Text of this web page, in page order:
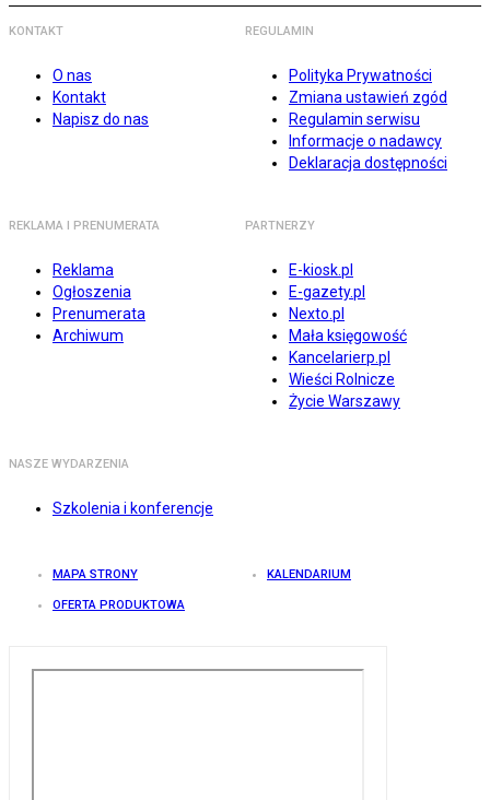
KONTAKT
O nas
Kontakt
Napisz do nas
REGULAMIN
Polityka Prywatności
Zmiana ustawień zgód
Regulamin serwisu
Informacje o nadawcy
Deklaracja dostępności
REKLAMA I PRENUMERATA
Reklama
Ogłoszenia
Prenumerata
Archiwum
PARTNERZY
E-kiosk.pl
E-gazety.pl
Nexto.pl
Mała księgowość
Kancelarierp.pl
Wieści Rolnicze
Życie Warszawy
NASZE WYDARZENIA
Szkolenia i konferencje
MAPA STRONY KALENDARIUM
OFERTA PRODUKTOWA